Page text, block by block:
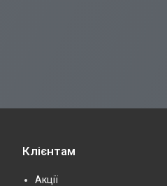
Клієнтам
Акції